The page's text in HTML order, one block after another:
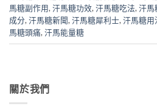
馬糖副作用, 汗馬糖功效, 汗馬糖吃法, 汗馬
成分, 汗馬糖新聞, 汗馬糖犀利士, 汗馬糖用
馬糖頭痛, 汗馬能量糖
關於我們